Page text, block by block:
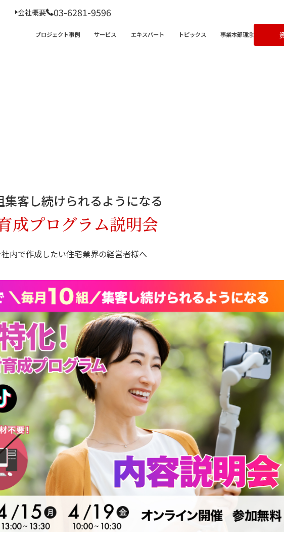
会社概要 03-6281-9596
プロジェクト事例 サービス エキスパート トピックス 事業本部理念
合わせ
客し続けられるようになる
成プログラム説明会
内で作成したい住宅業界の経営者様へ